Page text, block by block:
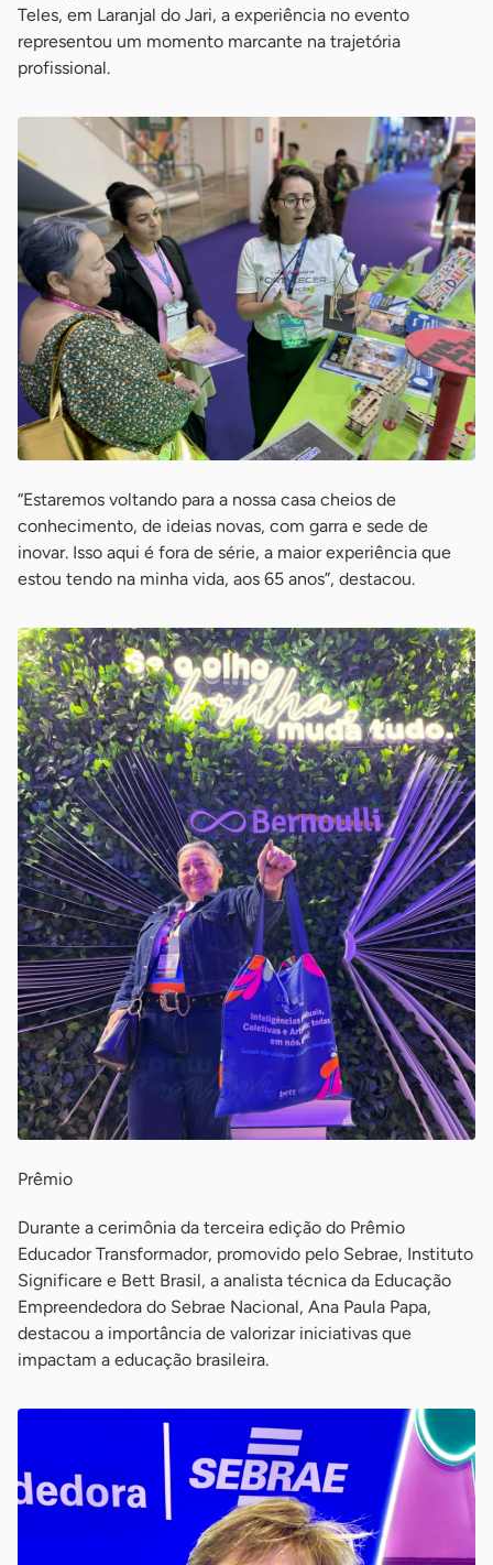
Teles, em Laranjal do Jari, a experiência no evento
representou um momento marcante na trajetória
profissional.
“Estaremos voltando para a nossa casa cheios de
conhecimento, de ideias novas, com garra e sede de
inovar. Isso aqui é fora de série, a maior experiência que
estou tendo na minha vida, aos 65 anos”, destacou.
Prêmio
Durante a cerimônia da terceira edição do Prêmio
Educador Transformador, promovido pelo Sebrae, Instituto
Significare e Bett Brasil, a analista técnica da Educação
Empreendedora do Sebrae Nacional, Ana Paula Papa,
destacou a importância de valorizar iniciativas que
impactam a educação brasileira.